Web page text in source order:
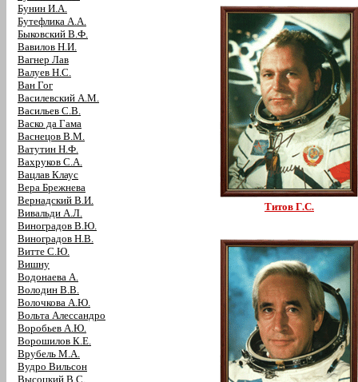
Бунин И.А.
Бутефлика А.А.
Быковский В.Ф.
Вавилов Н.И.
Вагнер Лав
Валуев Н.С.
Ван Гог
Василевский А.М.
Васильев С.В.
Васко да Гама
Васнецов В.М.
Ватутин Н.Ф.
Вахруков С.А.
Вацлав Клаус
Вера Брежнева
Вернадский В.И.
Вивальди А.Л.
Виноградов В.Ю.
Виноградов Н.В.
Витте С.Ю.
Вишну
Водонаева А.
Володин В.В.
Волочкова А.Ю.
Вольта Алессандро
Воробьев А.Ю.
Ворошилов К.Е.
Врубель М.А.
Вудро Вильсон
Высоцкий В.С.
Титов Г.С.